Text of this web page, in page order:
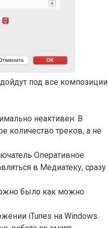
под все композиции
неактивен. В
количество треков, а не
Оперативное
в Медиатеку, сразу
было как можно
iTunes на Windows.